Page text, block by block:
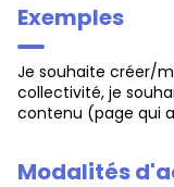
Exemples
Je souhaite créer/
collectivité, je
contenu (page qui
Modalités